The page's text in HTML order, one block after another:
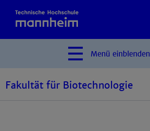
Menü einblenden
Fakultät für Biotechnologie